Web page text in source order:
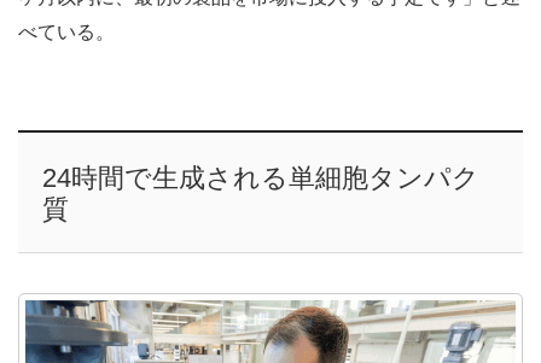
べている。
24時間で生成される単細胞タンパク
質